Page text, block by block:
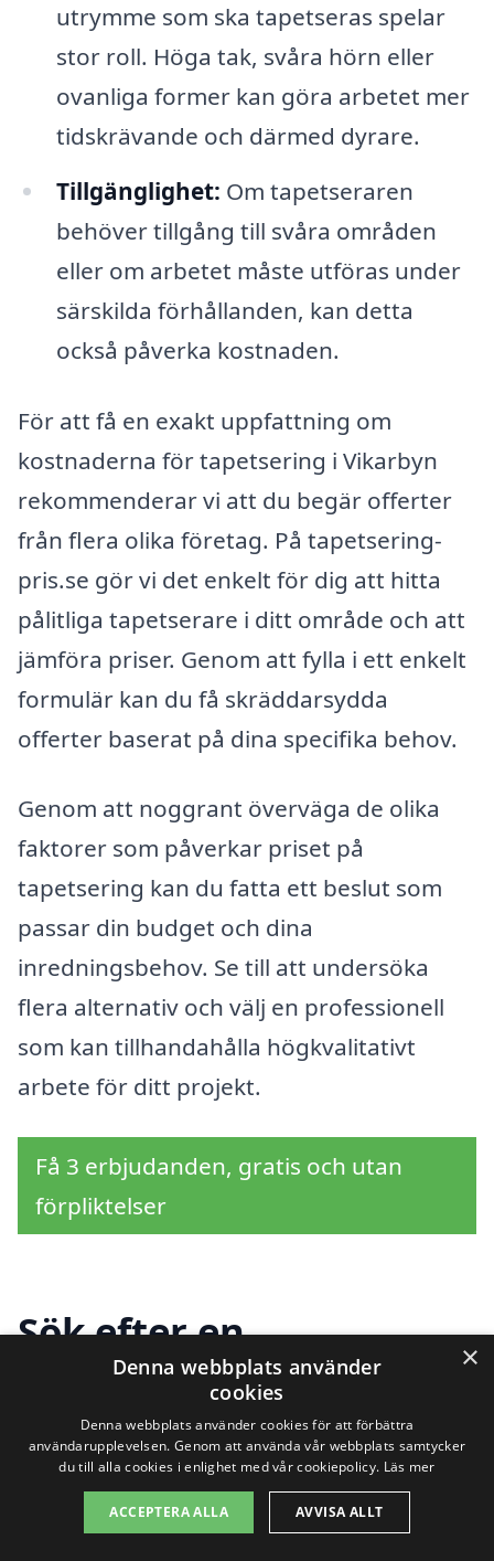
utrymme som ska tapetseras spelar
stor roll. Höga tak, svåra hörn eller
ovanliga former kan göra arbetet mer
tidskrävande och därmed dyrare.
Tillgänglighet: Om tapetseraren
behöver tillgång till svåra områden
eller om arbetet måste utföras under
särskilda förhållanden, kan detta
också påverka kostnaden.
För att få en exakt uppfattning om
kostnaderna för tapetsering i Vikarbyn
rekommenderar vi att du begär offerter
från flera olika företag. På tapetsering-
pris.se gör vi det enkelt för dig att hitta
pålitliga tapetserare i ditt område och att
jämföra priser. Genom att fylla i ett enkelt
formulär kan du få skräddarsydda
offerter baserat på dina specifika behov.
Genom att noggrant överväga de olika
faktorer som påverkar priset på
tapetsering kan du fatta ett beslut som
passar din budget och dina
inredningsbehov. Se till att undersöka
flera alternativ och välj en professionell
som kan tillhandahålla högkvalitativt
arbete för ditt projekt.
Få 3 erbjudanden, gratis och utan
förpliktelser
Sök efter en
professionell för
tapetsering i andra
städer nära Vikarbyn
×
Denna webbplats använder
cookies
Denna webbplats använder cookies för att förbättra
användarupplevelsen. Genom att använda vår webbplats samtycker
du till alla cookies i enlighet med vår cookiepolicy. Läs mer
ACCEPTERA ALLA AVVISA ALLT